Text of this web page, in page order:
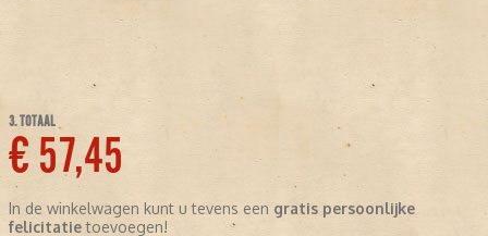
3. TOTAAL
€ 57,45
In de winkelwagen kunt u tevens een gratis persoonlijke
felicitatietoevoegen!